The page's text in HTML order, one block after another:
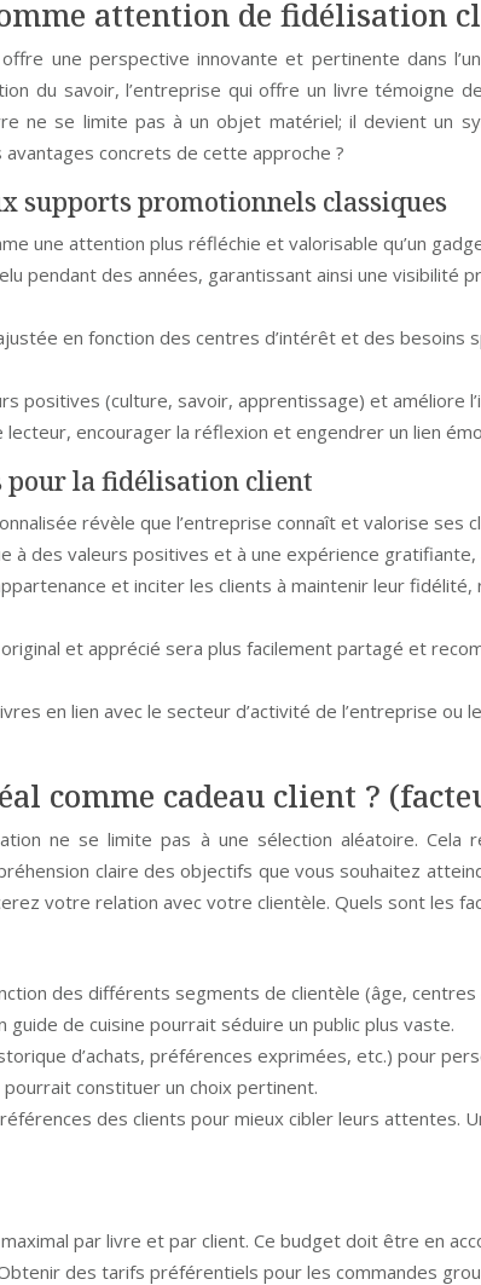
attention de fidélisation
une perspective innovante et pertinente dans
du savoir, l’entreprise qui offre un livre
ne se limite pas à un objet matériel; il devient un
concrets de cette approche ?
supports promotionnels classiques
une attention plus réfléchie et valorisable qu’un
pendant des années, garantissant ainsi une visibilité
en fonction des centres d’intérêt et des besoins
positives (culture, savoir, apprentissage) et améliore
lecteur, encourager la réflexion et engendrer un lien
pour la fidélisation client
révèle que l’entreprise connaît et valorise ses
à des valeurs positives et à une expérience
et inciter les clients à maintenir leur
original et apprécié sera plus facilement partagé et
en lien avec le secteur d’activité de l’entreprise
comme cadeau client ?
ne se limite pas à une sélection aléatoire.
claire des objectifs que vous souhaitez
votre relation avec votre clientèle. Quels sont les
des différents segments de clientèle (âge,
de cuisine pourrait séduire un public plus vaste.
d’achats, préférences exprimées, etc.) pour
constituer un choix pertinent.
des clients pour mieux cibler leurs attentes.
par livre et par client. Ce budget doit être en
des tarifs préférentiels pour les commandes